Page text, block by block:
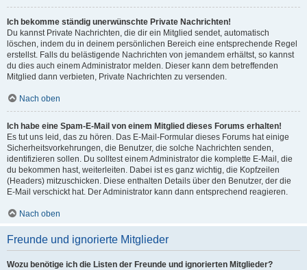
Ich bekomme ständig unerwünschte Private Nachrichten!
Du kannst Private Nachrichten, die dir ein Mitglied sendet, automatisch
löschen, indem du in deinem persönlichen Bereich eine entsprechende Regel
erstellst. Falls du belästigende Nachrichten von jemandem erhältst, so kannst
du dies auch einem Administrator melden. Dieser kann dem betreffenden
Mitglied dann verbieten, Private Nachrichten zu versenden.
Nach oben
Ich habe eine Spam-E-Mail von einem Mitglied dieses Forums erhalten!
Es tut uns leid, das zu hören. Das E-Mail-Formular dieses Forums hat einige
Sicherheitsvorkehrungen, die Benutzer, die solche Nachrichten senden,
identifizieren sollen. Du solltest einem Administrator die komplette E-Mail, die
du bekommen hast, weiterleiten. Dabei ist es ganz wichtig, die Kopfzeilen
(Headers) mitzuschicken. Diese enthalten Details über den Benutzer, der die
E-Mail verschickt hat. Der Administrator kann dann entsprechend reagieren.
Nach oben
Freunde und ignorierte Mitglieder
Wozu benötige ich die Listen der Freunde und ignorierten Mitglieder?